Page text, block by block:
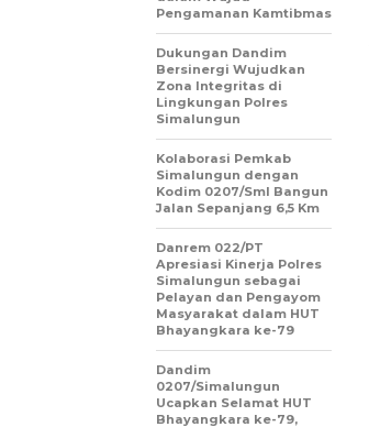
Pengamanan Kamtibmas
Dukungan Dandim
Bersinergi Wujudkan
Zona Integritas di
Lingkungan Polres
Simalungun
Kolaborasi Pemkab
Simalungun dengan
Kodim 0207/Sml Bangun
Jalan Sepanjang 6,5 Km
Danrem 022/PT
Apresiasi Kinerja Polres
Simalungun sebagai
Pelayan dan Pengayom
Masyarakat dalam HUT
Bhayangkara ke-79
Dandim
0207/Simalungun
Ucapkan Selamat HUT
Bhayangkara ke-79,